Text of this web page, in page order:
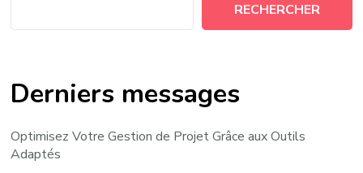
RECHERCHER
Derniers messages
Optimisez Votre Gestion de Projet Grâce aux Outils
Adaptés